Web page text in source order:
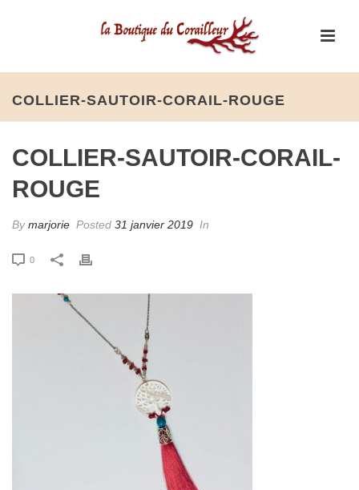
COLLIER-SAUTOIR-CORAIL-ROUGE
COLLIER-SAUTOIR-CORAIL-
ROUGE
Bymarjorie Posted 31 janvier 2019 In
0